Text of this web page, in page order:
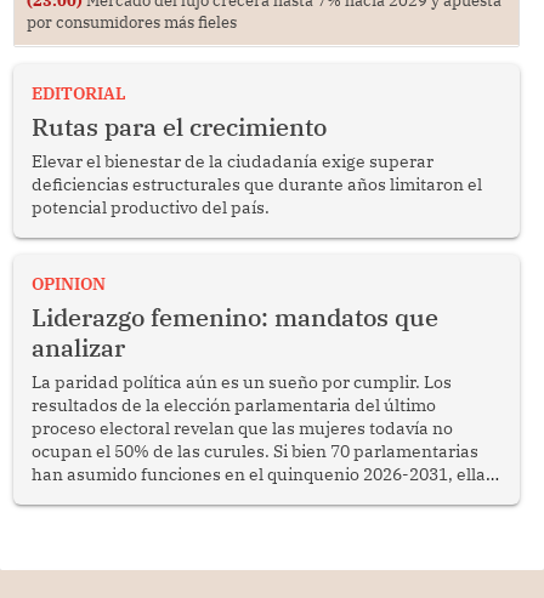
por consumidores más fieles
EDITORIAL
Rutas para el crecimiento
Elevar el bienestar de la ciudadanía exige superar
deficiencias estructurales que durante años limitaron el
potencial productivo del país.
OPINION
Liderazgo femenino: mandatos que
analizar
La paridad política aún es un sueño por cumplir. Los
resultados de la elección parlamentaria del último
proceso electoral revelan que las mujeres todavía no
ocupan el 50% de las curules. Si bien 70 parlamentarias
han asumido funciones en el quinquenio 2026-2031, ellas